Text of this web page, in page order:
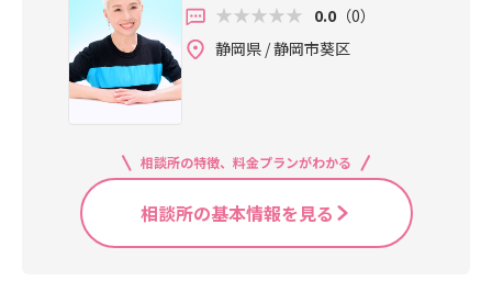
0.0 （0）
静岡県 / 静岡市葵区
相談所の特徴、料金プランがわかる
相談所の基本情報を見る